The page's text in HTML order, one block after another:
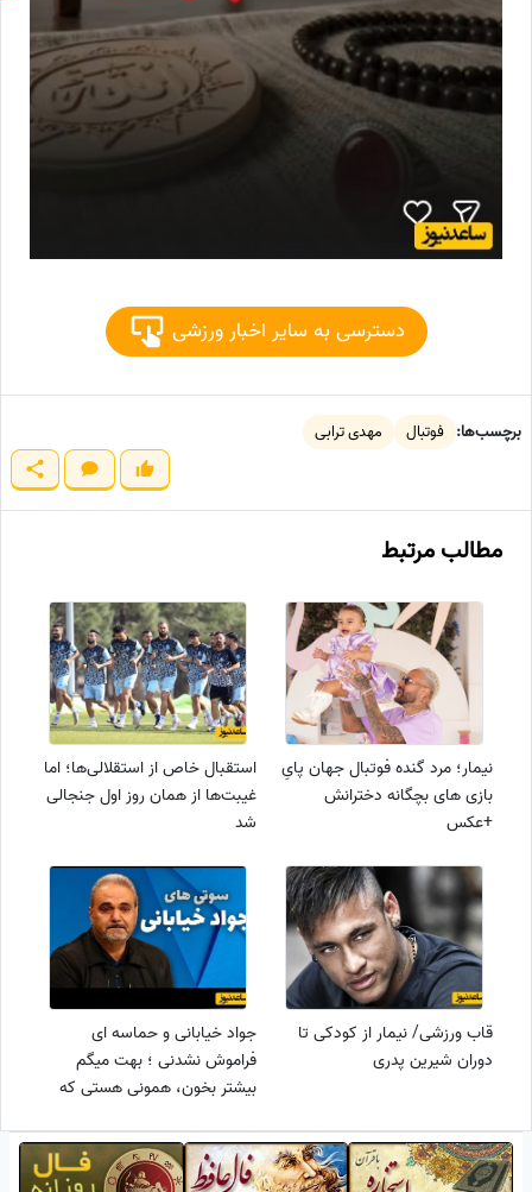
دسترسی به سایر اخبار ورزشی
برچسب‌ها: فوتبال مهدی ترابی
مطالب مرتبط
نیمار؛ مرد گنده فوتبال جهان پایِ
بازی های بچگانه دخترانش
+عکس
استقبال خاص از استقلالی‌ها؛ اما
غیبت‌ها از همان روز اول جنجالی
شد
قاب ورزشی/ نیمار از کودکی تا
دوران شیرین پدری
جواد خیابانی و حماسه ای
فراموش نشدنی ؛ بهت میگم
بیشتر بخون، همونی هستی که
میدونی اون موقع هیچی
نمیدونستی ....